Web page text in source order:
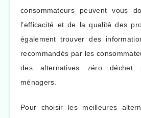
consommateurs peuvent vous
l’efficacité et de la qualité des
également trouver des
recommandés par les
des alternatives zéro déchet
ménagers.
Pour choisir les meilleures